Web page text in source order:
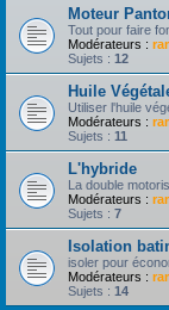
Moteur
Tout pour faire
Modérateurs :
Sujets : 12
Huile
Utiliser l'huile
Modérateurs :
Sujets : 11
L'hybride
La double
Modérateurs :
Sujets : 7
Isolation
isoler pour
Modérateurs :
Sujets : 14